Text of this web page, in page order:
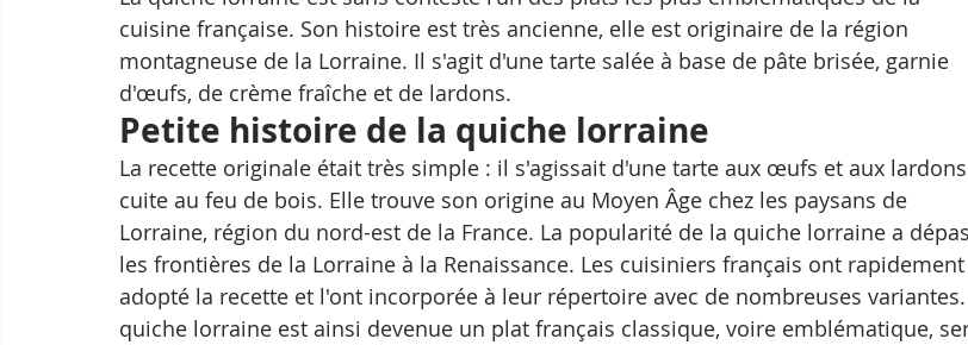
cuisine française. Son histoire est très ancienne, elle est originaire de la région
montagneuse de la Lorraine. Il s'agit d'une tarte salée à base de pâte brisée, garnie
d'œufs, de crème fraîche et de lardons.
Petite histoire de la quiche lorraine
La recette originale était très simple : il s'agissait d'une tarte aux œufs et aux lardons
cuite au feu de bois. Elle trouve son origine au Moyen Âge chez les paysans de
Lorraine, région du nord-est de la France. La popularité de la quiche lorraine a
les frontières de la Lorraine à la Renaissance. Les cuisiniers français ont rapidement
adopté la recette et l'ont incorporée à leur répertoire avec de nombreuses variantes.
quiche lorraine est ainsi devenue un plat français classique, voire emblématique,